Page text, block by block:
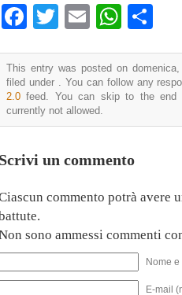
Facebook
TwitterEmail
This entry was posted on
filed under . You can follow any
2.0 feed. You can skip to the end
currently not allowed.
Scrivi un commento
commento potrà avere
sono ammessi commenti
Nome
E-mail